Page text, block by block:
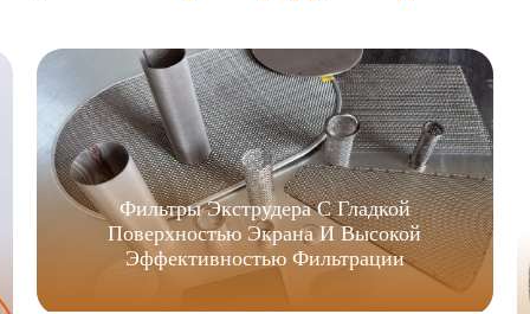
Фильтры Экструдера С Гладкой
Поверхностью Экрана И Высокой
Эффективностью Фильтрации